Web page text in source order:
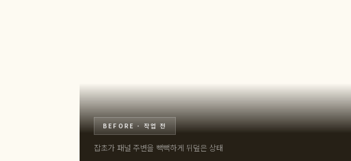
BEFORE · 작업 전
잡초가 패널 주변을 빽빽하게 뒤덮은 상태